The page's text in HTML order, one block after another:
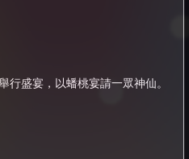
盛宴，以蟠桃宴請一眾神仙。